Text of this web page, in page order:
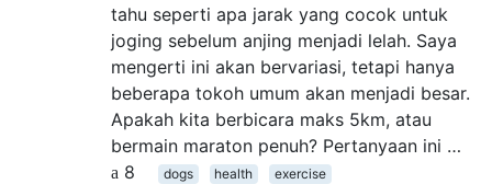
tahu seperti apa jarak yang cocok untuk
joging sebelum anjing menjadi lelah. Saya
mengerti ini akan bervariasi, tetapi hanya
beberapa tokoh umum akan menjadi besar.
Apakah kita berbicara maks 5km, atau
bermain maraton penuh? Pertanyaan ini …
8
dogs health exercise